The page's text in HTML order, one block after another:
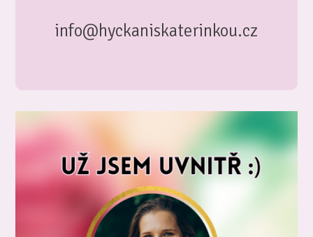
info@hyckaniskaterinkou.cz